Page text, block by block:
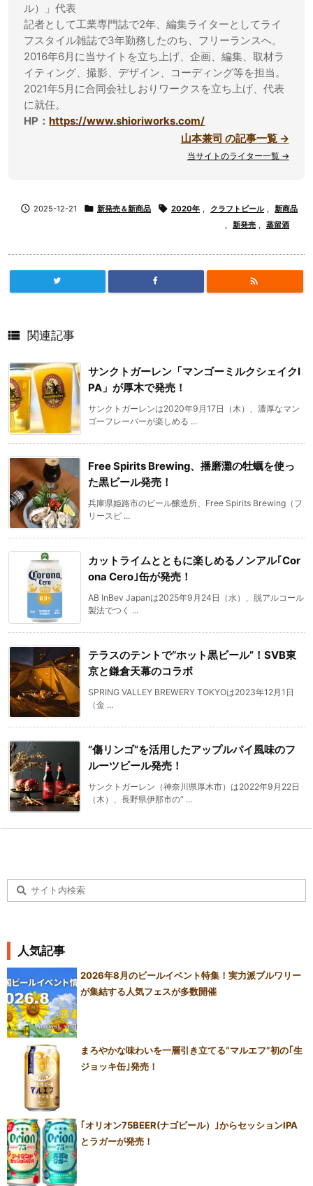
ル）」代表
記者として工業専門誌で2年、編集ライターとしてライ
フスタイル雑誌で3年勤務したのち、フリーランスへ。
2016年6月に当サイトを立ち上げ、企画、編集、取材ラ
イティング、撮影、デザイン、コーディング等を担当。
2021年5月に合同会社しおりワークスを立ち上げ、代表
に就任。
HP：https://www.shioriworks.com/
山本兼司 の記事一覧 →
当サイトのライター一覧 →
 2025-12-21  新発売＆新商品  2020年 クラフトビール
新商品
新発売 蒸留酒

 関連記事
サンクトガーレン「マンゴーミルクシェイクI
PA」が厚木で発売！
サンクトガーレンは2020年9月17日（木）、濃厚なマン
ゴーフレーバーが楽しめる ...
Free Spirits Brewing、播磨灘の牡蠣を使っ
た黒ビール発売！
兵庫県姫路市のビール醸造所、Free Spirits Brewing（フ
リースピ ...
カットライムとともに楽しめるノンアル｢Cor
ona Cero｣缶が発売！
AB InBev Japanは2025年9月24日（水）、脱アルコール
製法でつく ...
テラスのテントで“ホット黒ビール”！SVB東
京と鎌倉天幕のコラボ
SPRING VALLEY BREWERY TOKYOは2023年12月1日
（金 ...
“傷リンゴ”を活用したアップルパイ風味のフ
ルーツビール発売！
サンクトガーレン（神奈川県厚木市）は2022年9月22日
（木）、長野県伊那市の“ ...
人気記事
2026年8月のビールイベント特集！実力派ブルワリー
が集結する人気フェスが多数開催
まろやかな味わいを一層引き立てる“マルエフ”初の｢生
ジョッキ缶｣発売！
｢オリオン75BEER(ナゴビール）｣からセッションIPA
とラガーが発売！